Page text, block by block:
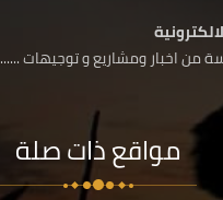
من اخبار ومشاريع و توجيهات ......
مواقع ذات صلة